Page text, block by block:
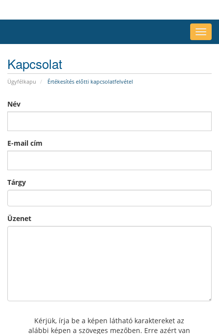
a
Kapcsolat
Ügyfélkapu Értékesítés előtti kapcsolatfelvétel
Név
E-mail cím
Tárgy
Üzenet
Kérjük, írja be a képen látható karaktereket az
alábbi képen a szöveges mezőben. Erre azért van